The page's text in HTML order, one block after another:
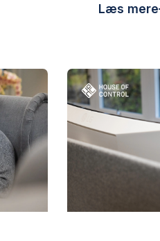
Læs mere